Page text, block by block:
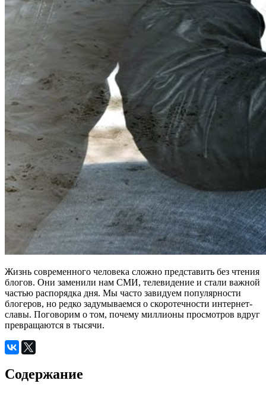
Жизнь современного человека сложно представить без чтения
блогов. Они заменили нам СМИ, телевидение и стали важной
частью распорядка дня. Мы часто завидуем популярности
блогеров, но редко задумываемся о скоротечности интернет-
славы. Поговорим о том, почему миллионы просмотров вдруг
превращаются в тысячи.
Содержание